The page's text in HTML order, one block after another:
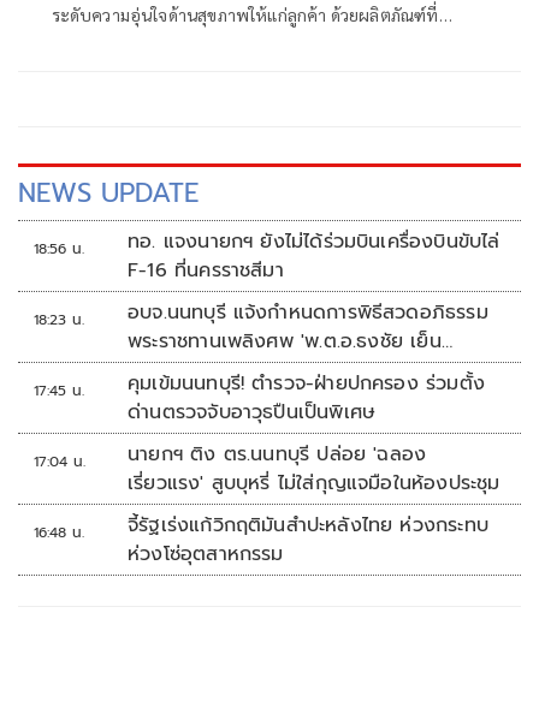
ระดับความอุ่นใจด้านสุขภาพให้แก่ลูกค้า ด้วยผลิตภัณฑ์ที่
NEWS UPDATE
18:56 น.
ทอ. แจงนายกฯ ยังไม่ได้ร่วมบินเครื่องบินขับไล่
F-16 ที่นครราชสีมา
18:23 น.
อบจ.นนทบุรี แจ้งกำหนดการพิธีสวดอภิธรรม
พระราชทานเพลิงศพ 'พ.ต.อ.ธงชัย เย็น
ประเสริฐ'
17:45 น.
คุมเข้มนนทบุรี! ตำรวจ-ฝ่ายปกครอง ร่วมตั้ง
ด่านตรวจจับอาวุธปืนเป็นพิเศษ
17:04 น.
นายกฯ ติง ตร.นนทบุรี ปล่อย 'ฉลอง
เรี่ยวแรง' สูบบุหรี่ ไม่ใส่กุญแจมือในห้องประชุม
16:48 น.
จี้รัฐเร่งแก้วิกฤติมันสำปะหลังไทย ห่วงกระทบ
ห่วงโซ่อุตสาหกรรม